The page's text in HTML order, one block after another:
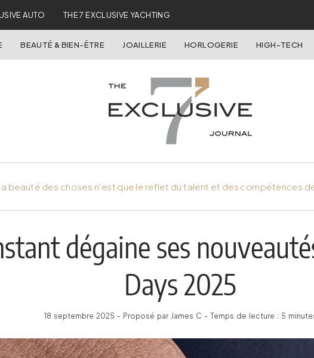
AUTO THE 7 EXCLUSIVE YACHTING
BEAUTÉ & BIEN-ÊTRE JOAILLERIE HORLOGERIE HIGH-TECH
beauté des choses n'est que le reflet du talent et des compétences
dégaine ses
Days 2025
18 septembre 2025 - Proposé par James C - Temps de lecture : 5